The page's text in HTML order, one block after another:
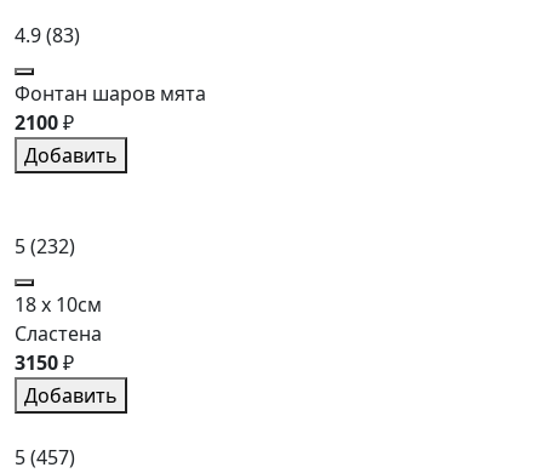
4.9(83)
Фонтан шаров мята
2100₽
Добавить
5(232)
18 x 10см
Сластена
3150₽
Добавить
5(457)